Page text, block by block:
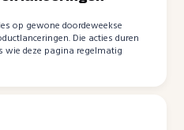
op gewone doordeweekse
Die acties duren
wie deze pagina regelmatig